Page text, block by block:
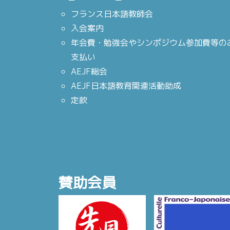
フランス日本語教師会
入会案内
年会費・勉強会やシンポジウム参加費等の
支払い
AEJF総会
AEJF日本語教育関連活動助成
定款
賛助会員